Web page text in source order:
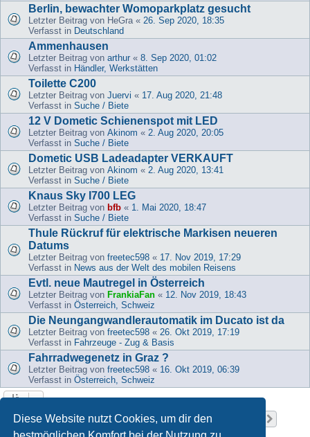
Diese Website nutzt Cookies, um dir den
Berlin, bewachter Womoparkplatz gesucht
Letzter Beitrag von HeGra« 26. Sep 2020, 18:35
Verfasst in Deutschland
Ammenhausen
Letzter Beitrag von arthur « 8. Sep 2020, 01:02
Verfasst in Händler, Werkstätten
Toilette C200
Letzter Beitrag von Juervi « 17. Aug 2020, 21:48
Verfasst in Suche / Biete
12 V Dometic Schienenspot mit LED
Letzter Beitrag von Akinom « 2. Aug 2020, 20:05
Verfasst in Suche / Biete
Dometic USB Ladeadapter VERKAUFT
Letzter Beitrag von Akinom « 2. Aug 2020, 13:41
Verfasst in Suche / Biete
Knaus Sky I700 LEG
Letzter Beitrag von bfb « 1. Mai 2020, 18:47
Verfasst in Suche / Biete
Thule Rückruf für elektrische Markisen neueren
Datums
Letzter Beitrag von freetec598 « 17. Nov 2019, 17:29
Verfasst in News aus der Welt des mobilen Reisens
Evtl. neue Mautregel in Österreich
Letzter Beitrag von FrankiaFan « 12. Nov 2019, 18:43
Verfasst in Österreich, Schweiz
Die Neungangwandlerautomatik im Ducato ist da
Letzter Beitrag von freetec598 « 26. Okt 2019, 17:19
Verfasst in Fahrzeuge - Zug & Basis
Fahrradwegenetz in Graz ?
Letzter Beitrag von freetec598 « 16. Okt 2019, 06:39
Verfasst in Österreich, Schweiz
Die Suche ergab 919 Treffer Seite1 von37
1 2 3 4